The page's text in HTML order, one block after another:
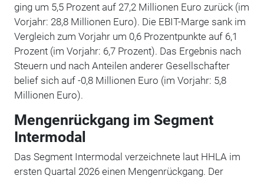
ging um 5,5 Prozent auf 27,2 Millionen Euro zurück (im
Vorjahr: 28,8 Millionen Euro). Die EBIT-Marge sank im
Vergleich zum Vorjahr um 0,6 Prozentpunkte auf 6,1
Prozent (im Vorjahr: 6,7 Prozent). Das Ergebnis nach
Steuern und nach Anteilen anderer Gesellschafter
belief sich auf -0,8 Millionen Euro (im Vorjahr: 5,8
Millionen Euro).
Mengenrückgang im Segment
Intermodal
Das Segment Intermodal verzeichnete laut HHLA im
ersten Quartal 2026 einen Mengenrückgang. Der